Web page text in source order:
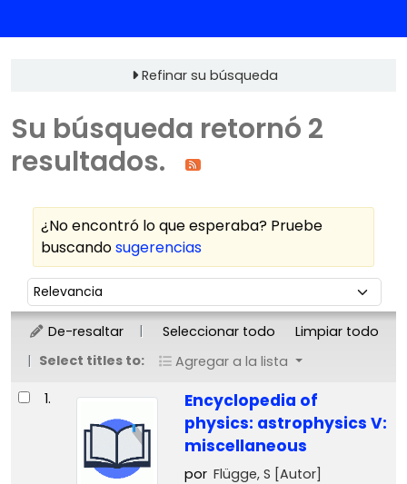
Refinar su búsqueda
Su búsqueda retornó 2
resultados.
¿No encontró lo que esperaba? Pruebe
buscandosugerencias
Ordenar
Ordenar por:
De-resaltar Seleccionar todo
Limpiar todo
Select titles to:
Agregar a la lista
Resultados
1.
Encyclopedia of
physics: astrophysics V:
miscellaneous
por Flügge, S [Autor]